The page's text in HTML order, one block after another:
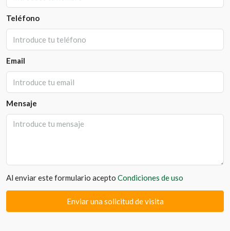
Teléfono
Email
Mensaje
Al enviar este formulario acepto Condiciones de uso
Enviar una solicitud de visita